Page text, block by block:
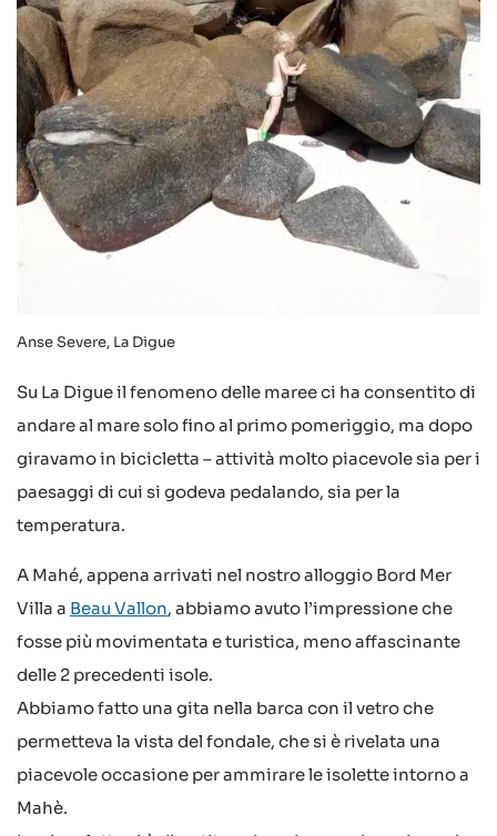
Anse Severe, La Digue
Su La Digue il fenomeno delle maree ci ha consentito di
andare al mare solo fino al primo pomeriggio, ma dopo
giravamo in bicicletta – attività molto piacevole sia per i
paesaggi di cui si godeva pedalando, sia per la
temperatura.
A Mahé, appena arrivati nel nostro alloggio Bord Mer
Villa a Beau Vallon, abbiamo avuto l’impressione che
fosse più movimentata e turistica, meno affascinante
delle 2 precedenti isole.
Abbiamo fatto una gita nella barca con il vetro che
permetteva la vista del fondale, che si è rivelata una
piacevole occasione per ammirare le isolette intorno a
Mahè.